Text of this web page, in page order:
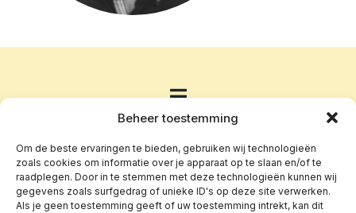
Beheer toestemming
Om de beste ervaringen te bieden, gebruiken wij technologieën
zoals cookies om informatie over je apparaat op te slaan en/of te
raadplegen. Door in te stemmen met deze technologieën kunnen wij
gegevens zoals surfgedrag of unieke ID's op deze site verwerken.
Als je geen toestemming geeft of uw toestemming intrekt, kan dit